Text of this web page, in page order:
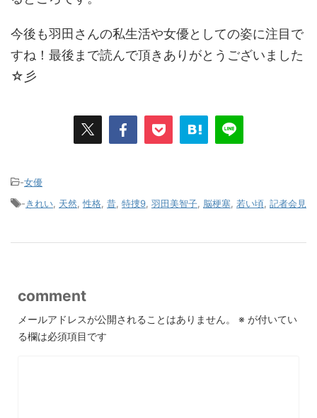
今後も羽田さんの私生活や女優としての姿に注目で
すね！最後まで読んで頂きありがとうございました
☆彡
-女優
-きれい 天然 性格 昔 特捜9 羽田美智子 脳梗塞 若い頃 記者会見
comment
メールアドレスが公開されることはありません。 ※ が付いてい
る欄は必須項目です